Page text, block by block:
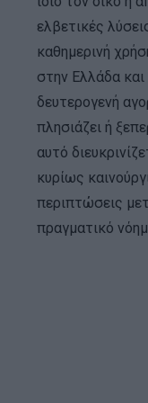
ελβετικές
καθημερινή
στην Ελλάδα
δευτερογενή
πλησιάζει ή
αυτό
κυρίως
περιπτώσεις
πραγματικό